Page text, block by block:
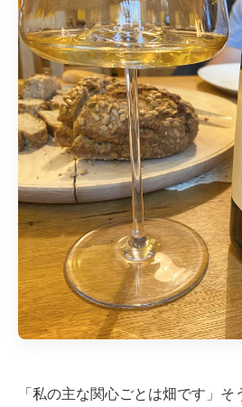
「私の主な関心ごとは畑です」